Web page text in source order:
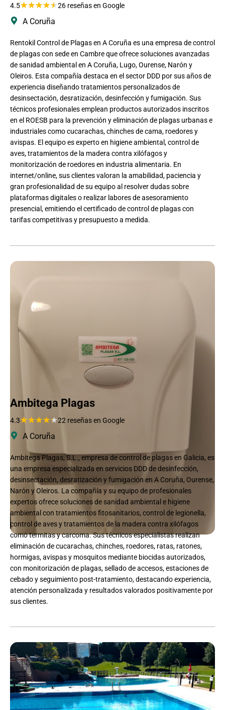
4.5★★★★★26 reseñas en Google
A Coruña
Rentokil Control de Plagas en A Coruña es una empresa de control
de plagas con sede en Cambre que ofrece soluciones avanzadas
de sanidad ambiental en A Coruña, Lugo, Ourense, Narón y
Oleiros. Esta compañía destaca en el sector DDD por sus años de
experiencia diseñando tratamientos personalizados de
desinsectación, desratización, desinfección y fumigación. Sus
técnicos profesionales emplean productos autorizados inscritos
en el ROESB para la prevención y eliminación de plagas urbanas e
industriales como cucarachas, chinches de cama, roedores y
avispas. El equipo es experto en higiene ambiental, control de
aves, tratamientos de la madera contra xilófagos y
monitorización de roedores en industria alimentaria. En
internet/online, sus clientes valoran la amabilidad, paciencia y
gran profesionalidad de su equipo al resolver dudas sobre
plataformas digitales o realizar labores de asesoramiento
presencial, emitiendo el certificado de control de plagas con
tarifas competitivas y presupuesto a medida.
Ambitega Plagas
4.3★★★★★22 reseñas en Google
A Coruña
Ambitega Plagas, S.L., empresa de control de plagas en Galicia, es
una empresa especializada en servicios DDD de desinfección,
desinsectación, desratización y fumigación en A Coruña, Ourense,
Narón y Oleiros. La compañía y su equipo de profesionales
expertos ofrece soluciones de sanidad ambiental e higiene
ambiental con tratamientos fitosanitarios, control de legionella,
control de aves y tratamientos de la madera contra xilófagos
como termitas y carcoma. Sus técnicos especialistas realizan
eliminación de cucarachas, chinches, roedores, ratas, ratones,
hormigas, avispas y mosquitos mediante biocidas autorizados,
con monitorización de plagas, sellado de accesos, estaciones de
cebado y seguimiento post-tratamiento, destacando experiencia,
atención personalizada y resultados valorados positivamente por
sus clientes.